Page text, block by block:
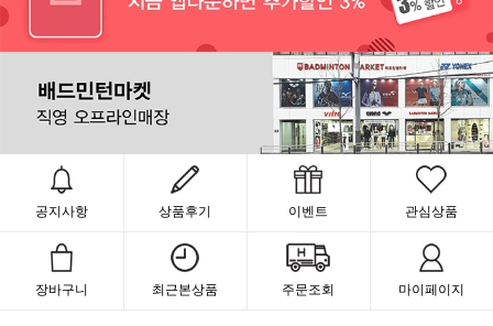
공지사항 상품후기 이벤트 관심상품
장바구니 최근본상품 주문조회 마이페이지